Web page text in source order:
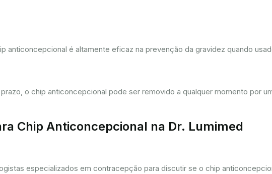
anticoncepcional é altamente eficaz na prevenção da gravidez quando
o chip anticoncepcional pode ser removido a qualquer momento por
Chip Anticoncepcional na Dr. Lumimed
especializados em contracepção para discutir se o chip